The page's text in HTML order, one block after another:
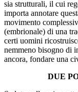
sia strutturali, il cui
importa annotare
movimento
(embrionale) di una
certi uomini
nemmeno bisogno di
ancora, fondare una
DUE